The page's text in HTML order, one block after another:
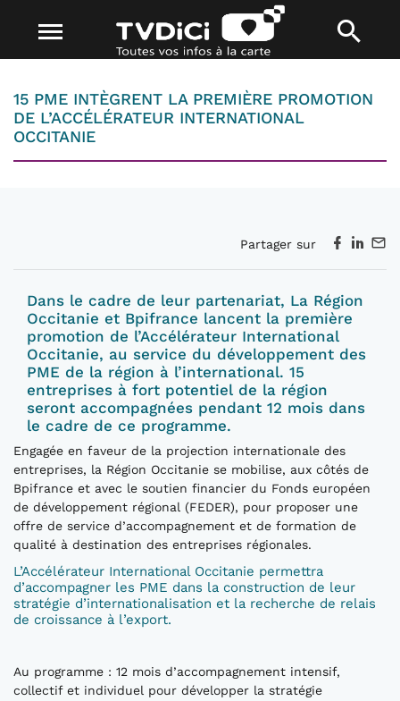
15 PME INTÈGRENT LA PREMIÈRE PROMOTION
DE L’ACCÉLÉRATEUR INTERNATIONAL
OCCITANIE
Partager sur
Dans le cadre de leur partenariat, La Région
Occitanie et Bpifrance lancent la première
promotion de l’Accélérateur International
Occitanie, au service du développement des
PME de la région à l’international. 15
entreprises à fort potentiel de la région
seront accompagnées pendant 12 mois dans
le cadre de ce programme.
Engagée en faveur de la projection internationale des
entreprises, la Région Occitanie se mobilise, aux côtés de
Bpifrance et avec le soutien financier du Fonds européen
de développement régional (FEDER), pour proposer une
offre de service d’accompagnement et de formation de
qualité à destination des entreprises régionales.
L’Accélérateur International Occitanie permettra
d’accompagner les PME dans la construction de leur
stratégie d’internationalisation et la recherche de relais
de croissance à l’export.
Au programme : 12 mois d’accompagnement intensif,
collectif et individuel pour développer la stratégie